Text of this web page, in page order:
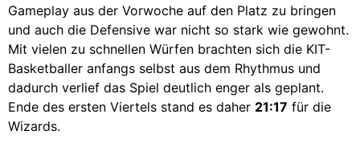
Gameplay aus der Vorwoche auf den Platz zu bringen
und auch die Defensive war nicht so stark wie gewohnt.
Mit vielen zu schnellen Würfen brachten sich die KIT-
Basketballer anfangs selbst aus dem Rhythmus und
dadurch verlief das Spiel deutlich enger als geplant.
Ende des ersten Viertels stand es daher 21:17 für die
Wizards.